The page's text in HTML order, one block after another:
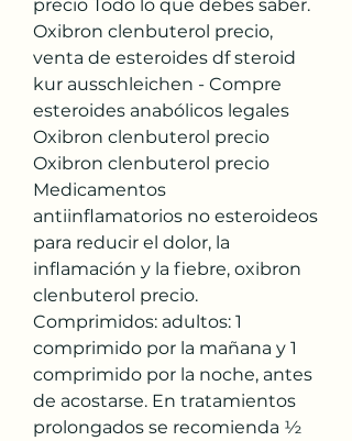
precio Todo lo que debes saber.
Oxibron clenbuterol precio,
venta de esteroides df steroid
kur ausschleichen - Compre
esteroides anabólicos legales
Oxibron clenbuterol precio
Oxibron clenbuterol precio
Medicamentos
antiinflamatorios no esteroideos
para reducir el dolor, la
inflamación y la fiebre, oxibron
clenbuterol precio.
Comprimidos: adultos: 1
comprimido por la mañana y 1
comprimido por la noche, antes
de acostarse. En tratamientos
prolongados se recomienda ½